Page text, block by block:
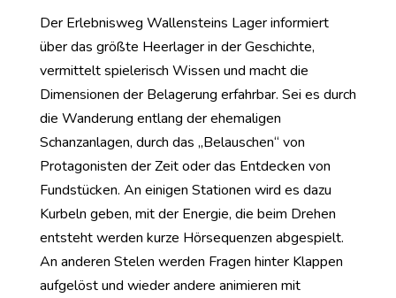
Der Erlebnisweg Wallensteins Lager informiert
über das größte Heerlager in der Geschichte,
vermittelt spielerisch Wissen und macht die
Dimensionen der Belagerung erfahrbar. Sei es durch
die Wanderung entlang der ehemaligen
Schanzanlagen, durch das „Belauschen“ von
Protagonisten der Zeit oder das Entdecken von
Fundstücken. An einigen Stationen wird es dazu
Kurbeln geben, mit der Energie, die beim Drehen
entsteht werden kurze Hörsequenzen abgespielt.
An anderen Stelen werden Fragen hinter Klappen
aufgelöst und wieder andere animieren mit